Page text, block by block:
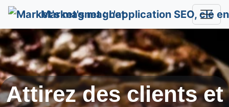
Market's magnet
Attirez des clients et